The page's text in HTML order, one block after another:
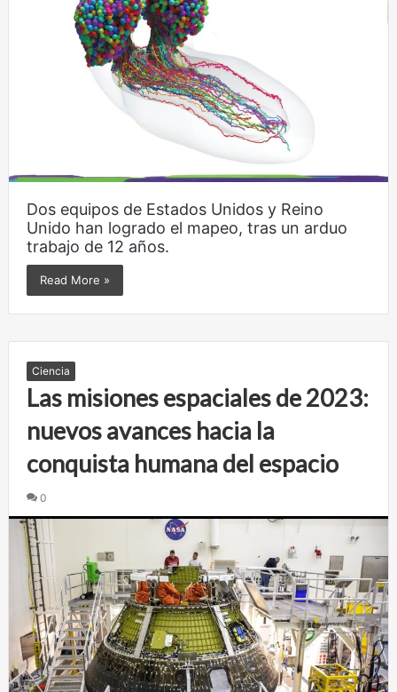
Dos equipos de Estados Unidos y Reino
Unido han logrado el mapeo, tras un arduo
trabajo de 12 años.
Read More »
Ciencia
Las misiones espaciales de 2023:
nuevos avances hacia la
conquista humana del espacio
0